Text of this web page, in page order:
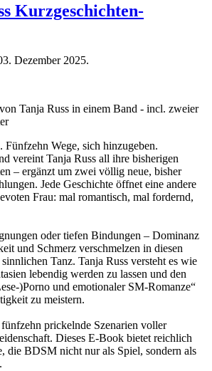
Kurzgeschichten-
Dezember 2025.
Tanja Russ in einem Band - incl. zweier
Fünfzehn Wege, sich hinzugeben.
vereint Tanja Russ all ihre bisherigen
– ergänzt um zwei völlig neue, bisher
Jede Geschichte öffnet eine andere
Frau: mal romantisch, mal fordernd,
oder tiefen Bindungen – Dominanz
und Schmerz verschmelzen in diesen
Tanz. Tanja Russ versteht es wie
lebendig werden zu lassen und den
)Porno und emotionaler SM-Romanze“
zu meistern.
prickelnde Szenarien voller
Dieses E-Book bietet reichlich
die BDSM nicht nur als Spiel, sondern als